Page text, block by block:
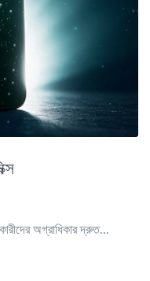
অগ্রাধিকার দ্রুত...